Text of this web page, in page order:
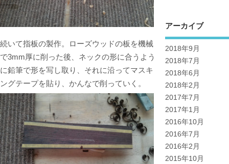
続いて指板の製作。ローズウッドの板を機械
で3mm厚に削った後、ネックの形に合うよう
に鉛筆で形を写し取り、それに沿ってマスキ
ングテープを貼り、かんなで削っていく。
アーカイブ
2018年9月
2018年7月
2018年6月
2018年2月
2017年7月
2017年1月
2016年10月
2016年7月
2016年2月
2015年10月